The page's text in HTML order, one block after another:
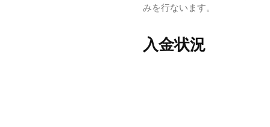
みを行ないます。
入金状況